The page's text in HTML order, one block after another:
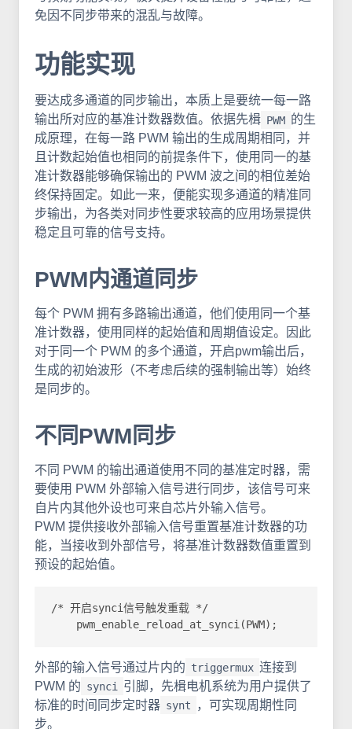
免因不同步带来的混乱与故障。
功能实现
要达成多通道的同步输出，本质上是要统一每一路
输出所对应的基准计数器数值。依据先楫 PWM 的生
成原理，在每一路 PWM 输出的生成周期相同，并
且计数起始值也相同的前提条件下，使用同一的基
准计数器能够确保输出的 PWM 波之间的相位差始
终保持固定。如此一来，便能实现多通道的精准同
步输出，为各类对同步性要求较高的应用场景提供
稳定且可靠的信号支持。
PWM内通道同步
每个 PWM 拥有多路输出通道，他们使用同一个基
准计数器，使用同样的起始值和周期值设定。因此
对于同一个 PWM 的多个通道，开启pwm输出后，
生成的初始波形（不考虑后续的强制输出等）始终
是同步的。
不同PWM同步
不同 PWM 的输出通道使用不同的基准定时器，需
要使用 PWM 外部输入信号进行同步，该信号可来
自片内其他外设也可来自芯片外输入信号。
PWM 提供接收外部输入信号重置基准计数器的功
能，当接收到外部信号，将基准计数器数值重置到
预设的起始值。
/* 开启synci信号触发重载 */
    pwm_enable_reload_at_synci(PWM);
外部的输入信号通过片内的 triggermux 连接到
PWM 的 synci
引脚，先楫电机系统为用户提供了
标准的时间同步定时器 synt
，可实现周期性同
步。